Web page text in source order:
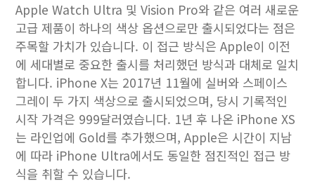
Apple Watch Ultra 및 Vision Pro와 같은 여러 새로운
고급 제품이 하나의 색상 옵션으로만 출시되었다는 점은
주목할 가치가 있습니다. 이 접근 방식은 Apple이 이전
에 세대별로 중요한 출시를 처리했던 방식과 대체로 일치
합니다. iPhone X는 2017년 11월에 실버와 스페이스
그레이 두 가지 색상으로 출시되었으며, 당시 기록적인
시작 가격은 999달러였습니다. 1년 후 나온 iPhone XS
는 라인업에 Gold를 추가했으며, Apple은 시간이 지남
에 따라 iPhone Ultra에서도 동일한 점진적인 접근 방
식을 취할 수 있습니다.